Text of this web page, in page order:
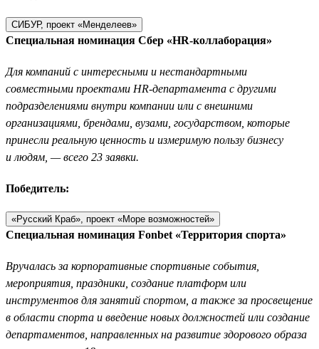
СИБУР, проект «Менделеев»
Специальная номинация Сбер «HR-коллаборация»
Для компаний с интересными и нестандартными
совместными проектами HR-департамента с другими
подразделениями внутри компании или с внешними
организациями, брендами, вузами, государством, которые
принесли реальную ценность и измеримую пользу бизнесу
и людям, — всего 23 заявки.
Победитель:
«Русский Краб», проект «Море возможностей»
Специальная номинация Fonbet «Территория спорта»
Вручалась за корпоративные спортивные события,
мероприятия, праздники, создание платформ или
инструментов для занятий спортом, а также за просвещение
в области спорта и введение новых должностей или создание
департаментов, направленных на развитие здорового образа